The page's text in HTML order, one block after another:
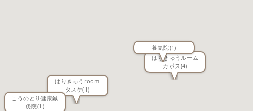
はりきゅうルーム
カポス (4)
養気院(1)
はりきゅうroom
タスケ(1)
こうのとり健康鍼
灸院(1)